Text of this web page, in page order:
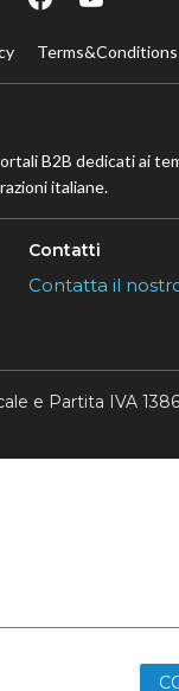
B2B dedicati ai
italiane.
Contatti
Contatta il
e Partita IVA